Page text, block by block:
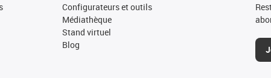
Configurateurs et outils
Médiathèque
Stand virtuel
Blog